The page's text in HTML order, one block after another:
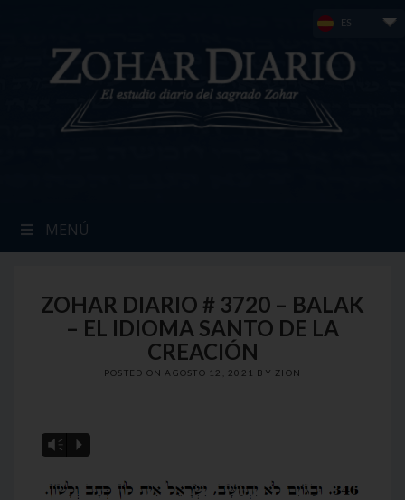
ES
MENÚ
ZOHAR DIARIO # 3720 – BALAK
– EL IDIOMA SANTO DE LA
CREACIÓN
POSTED ON AGOSTO 12, 2021 BY ZION
Vm P